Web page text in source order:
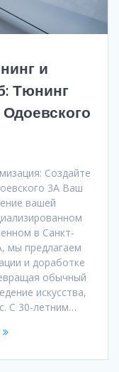
и
Тюнинг
Создайте
3А Ваш
вашей
в Санкт-
мы предлагаем
и доработке
обычный
искусства,
С 30-летним…